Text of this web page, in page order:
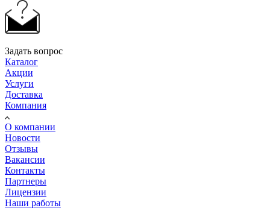
Задать вопрос
Каталог
Акции
Услуги
Доставка
Компания
О компании
Новости
Отзывы
Вакансии
Контакты
Партнеры
Лицензии
Наши работы